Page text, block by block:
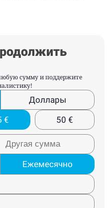
сумму и поддержите
Доллары
€ 50 €
Ежемесячно